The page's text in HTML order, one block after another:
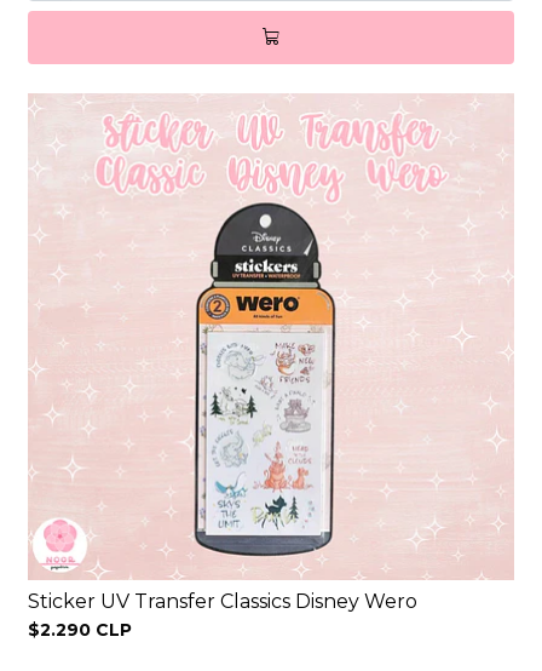
Sticker UV Transfer Classics Disney Wero
$2.290 CLP